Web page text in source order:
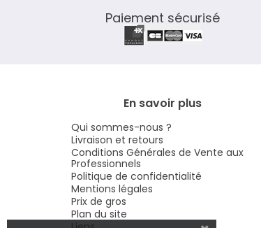
Paiement sécurisé
En savoir plus
Qui sommes-nous ?
Livraison et retours
Conditions Générales de Vente aux
Professionnels
Politique de confidentialité
Mentions légales
Prix de gros
Plan du site